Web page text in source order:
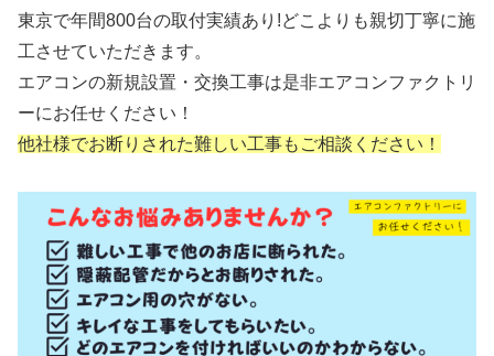
東京で年間800台の取付実績あり!どこよりも親切丁寧に施
工させていただきます。
エアコンの新規設置・交換工事は是非エアコンファクトリ
ーにお任せください！
他社様でお断りされた難しい工事もご相談ください！